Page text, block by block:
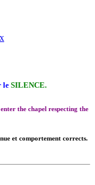
x
le SILENCE.
the chapel respecting the
et comportement corrects.